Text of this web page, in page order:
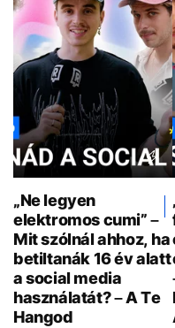
„Ne legyen
elektromos cumi” –
Mit szólnál ahhoz, ha
betiltanák 16 év alatt
a social media
használatát? – A Te
Hangod